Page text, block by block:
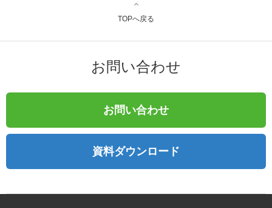
TOPへ戻る
お問い合わせ
お問い合わせ
資料ダウンロード